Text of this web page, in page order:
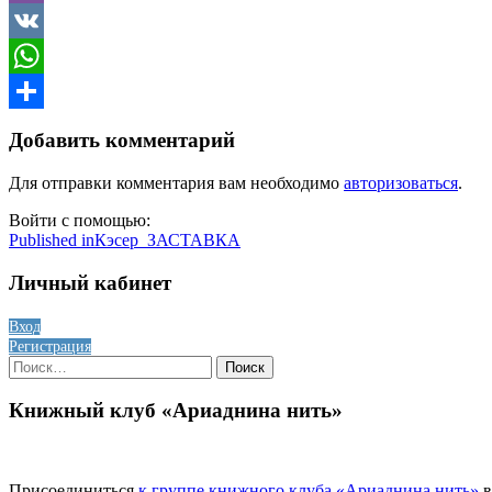
Viber
VK
WhatsApp
Добавить комментарий
Для отправки комментария вам необходимо авторизоваться.
Войти с помощью:
Навигация
по
Published inКэсер_ЗАСТАВКА
Личный кабинет
Вход
Регистрация
Найти:
Книжный клуб «Ариаднина нить»